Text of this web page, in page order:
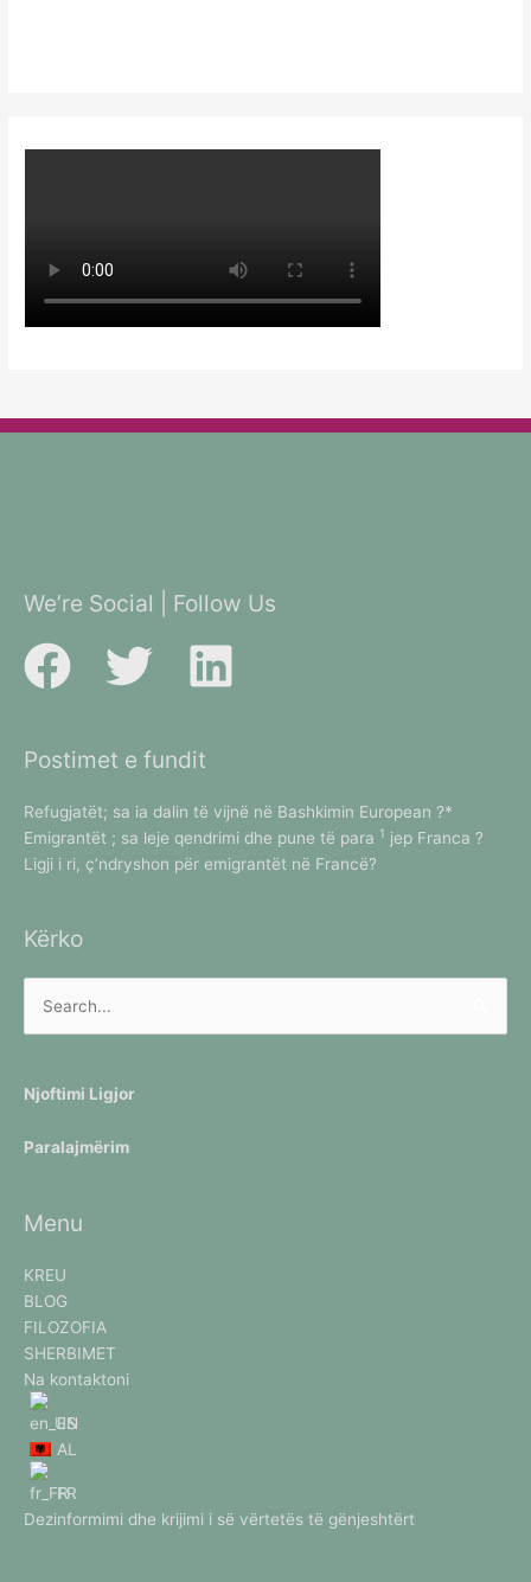
We’re Social | Follow Us
Postimet e fundit
Refugjatët; sa ia dalin të vijnë në Bashkimin European ?*
Emigrantët ; sa leje qendrimi dhe pune të para 1 jep Franca ?
Ligji i ri, ç’ndryshon për emigrantët në Francë?
Kërko
Njoftimi Ligjor
Paralajmërim
Menu
KREU
BLOG
FILOZOFIA
SHERBIMET
Na kontaktoni
EN
AL
FR
Dezinformimi dhe krijimi i së vërtetës të gënjeshtërt